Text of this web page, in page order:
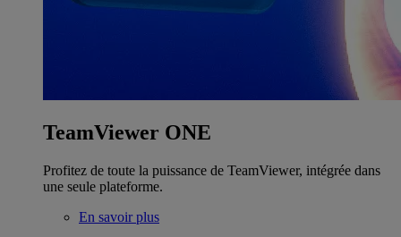
TeamViewer ONE
Profitez de toute la puissance de TeamViewer, intégrée dans
une seule plateforme.
En savoir plus